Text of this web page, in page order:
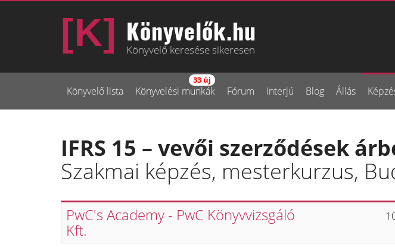
Könyvelők.hu
Könyvelő keresése sikeresen
Könyvelő lista Könyvelési munkák
33 új
Fórum Interjú Blog Állás
IFRS 15 – vevői szerződések
Szakmai képzés, mesterkurzus,
PwC's Academy - PwC Könyvvizsgáló
Kft.